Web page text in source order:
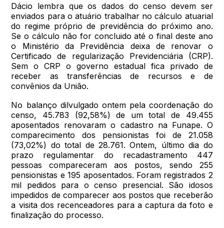
Dácio lembra que os dados do censo devem ser
enviados para o atuário trabalhar no cálculo atuarial
do regime próprio de previdência do próximo ano.
Se o cálculo não for concluido até o final deste ano
o Ministério da Previdência deixa de renovar o
Certificado de regularização Previdenciária (CRP).
Sem o CRP o governo estadual fica privado de
receber as transferências de recursos e de
convênios da União.
No balanço dilvulgado ontem pela coordenação do
censo, 45.783 (92,58%) de um total de 49.455
aposentados renovaram o cadastro na Funape. O
comparecimento dos pensionistas foi de 21.058
(73,02%) do total de 28.761. Ontem, último dia do
prazo regulamentar do recadastramento 447
pessoas compareceram aos postos, sendo 255
pensionistas e 195 aposentados. Foram registrados 2
mil pedidos para o censo presencial. São idosos
impedidos de comparecer aos postos que receberão
a visita dos recenceadores para a captura da foto e
finalização do processo.